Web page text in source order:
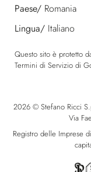
Paese/ Romania
Lingua/ Italiano
Questo sito è protetto
Termini di Servizio di
2026 © Stefano Ricci
Via
Registro delle Imprese